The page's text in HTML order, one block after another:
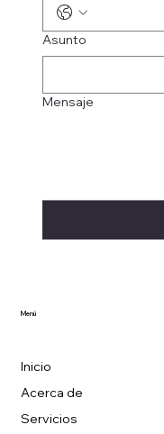
Menú
Inicio
Acerca de
Servicios
Asunto
Mensaje